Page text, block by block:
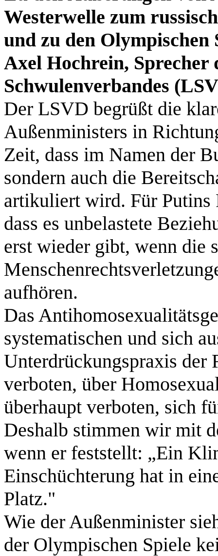
Westerwelle zum
und zu den
Axel Hochrein, Sprecher
Schwulenverbandes
Der LSVD begrüßt die
Außenministers in
Zeit, dass im Namen der
sondern auch die
artikuliert wird. Für Putins
dass es unbelastete
erst wieder gibt, wenn die
aufhören.
Das
systematischen und sich
Unterdrückungspraxis der
verboten, über
überhaupt verboten, sich
Deshalb stimmen wir mit
wenn er feststellt: „Ein
Einschüchterung hat in
Platz."
Wie der Außenminister
der Olympischen Spiele